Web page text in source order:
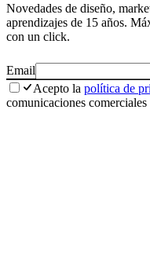
Novedades de diseño,
aprendizajes de 15 años.
con un click.
Email
Acepto la política de
comunicaciones comerciales